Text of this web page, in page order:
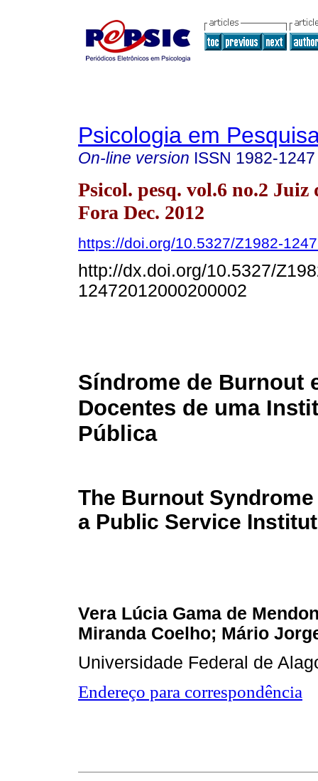
Psicologia em
On-line version ISSN 1982-1247
Psicol. pesq. vol.6 no.2 Juiz
Fora Dec. 2012
https://doi.org/10.5327/Z1982-
http://dx.doi.org/10.5327/
12472012000200002
Síndrome de Burnout
Docentes de uma
Pública
The Burnout
a Public Service
Vera Lúcia Gama de
Miranda Coelho; Mário
Universidade Federal de
Endereço para correspondência